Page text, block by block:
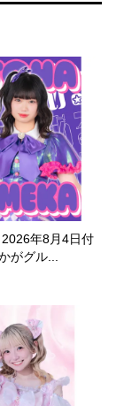
年8月4日付
がグル...